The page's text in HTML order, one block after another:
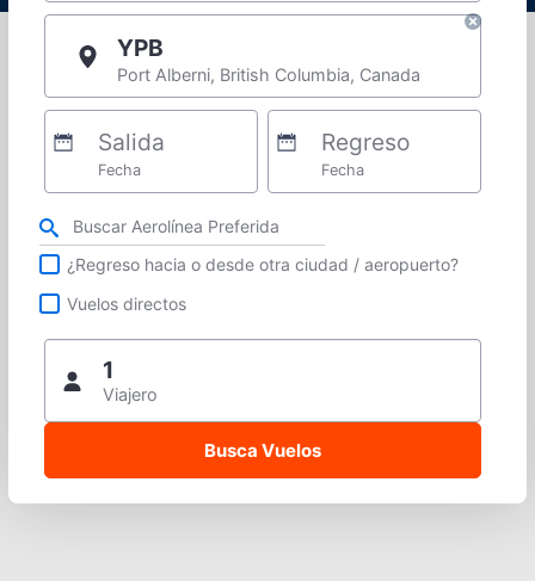
YPB
Port Alberni, British Columbia, Canada
Salida
Fecha
Regreso
Fecha
Refina tu búsqueda por aerolínea, ciudad o aeropuerto o vuelos directos
¿Regreso hacia o desde otra ciudad / aeropuerto?
Vuelos directos
1
Viajero